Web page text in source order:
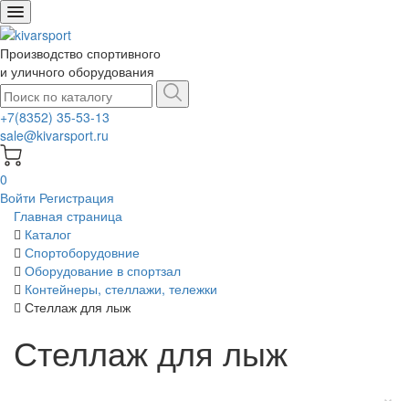
Производство спортивного
и уличного оборудования
+7(8352) 35-53-13
sale@kivarsport.ru
0
Войти Регистрация
Главная страница
Каталог
Спортоборудовние
Оборудование в спортзал
Контейнеры, стеллажи, тележки
Стеллаж для лыж
Стеллаж для лыж